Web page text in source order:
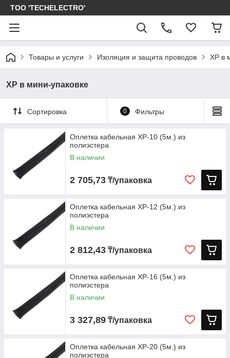
ТОО 'TECHELECTRO'
Товары и услуги Изоляция и защита проводов XP в
XP в мини-упаковке
Сортировка 0 Фильтры
Оплетка кабельная XP-10 (5м.) из
полиэстера
В наличии
2 705,73 ₸/упаковка
Оплетка кабельная XP-12 (5м.) из
полиэстера
В наличии
2 812,43 ₸/упаковка
Оплетка кабельная XP-16 (5м.) из
полиэстера
В наличии
3 327,89 ₸/упаковка
Оплетка кабельная XP-20 (5м.) из
полиэстера